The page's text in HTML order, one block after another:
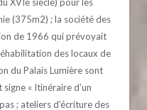
(375m2) ; la société des
de 1966 qui prévoyait
des locaux de
du Palais Lumière sont
« Itinéraire d’un
; ateliers d’écriture des